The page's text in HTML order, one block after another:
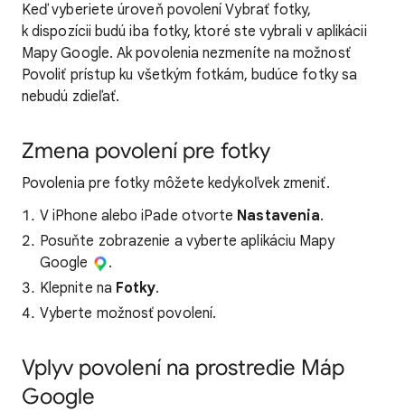
Keď vyberiete úroveň povolení Vybrať fotky,
k dispozícii budú iba fotky, ktoré ste vybrali v aplikácii
Mapy Google. Ak povolenia nezmeníte na možnosť
Povoliť prístup ku všetkým fotkám, budúce fotky sa
nebudú zdieľať.
Zmena povolení pre fotky
Povolenia pre fotky môžete kedykoľvek zmeniť.
V iPhone alebo iPade otvorte Nastavenia.
Posuňte zobrazenie a vyberte aplikáciu Mapy
Google
.
Klepnite na Fotky.
Vyberte možnosť povolení.
Vplyv povolení na prostredie Máp
Google